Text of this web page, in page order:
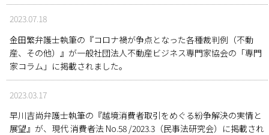
2023.07.18
金田繁弁護士執筆の『コロナ禍が争点となった各種裁判例（不動
産、その他）』が一般社団法人不動産ビジネス専門家協会の「専門
家コラム」に掲載されました。
2023.03.17
早川吉尚弁護士執筆の『越境消費者取引をめぐる紛争解決の実情と
展望』が、現代 消費者法 No.58 /2023.3（民事法研究会）に掲載され